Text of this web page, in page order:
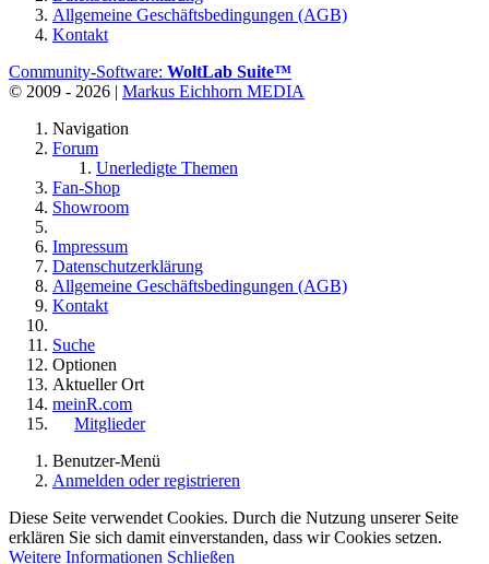
Allgemeine Geschäftsbedingungen (AGB)
Kontakt
Community-Software: WoltLab Suite™
© 2009 - 2026 | Markus Eichhorn MEDIA
Navigation
Forum
Unerledigte Themen
Fan-Shop
Showroom
Impressum
Datenschutzerklärung
Allgemeine Geschäftsbedingungen (AGB)
Kontakt
Suche
Optionen
Aktueller Ort
meinR.com
Mitglieder
Benutzer-Menü
Anmelden oder registrieren
Diese Seite verwendet Cookies. Durch die Nutzung unserer Seite
erklären Sie sich damit einverstanden, dass wir Cookies setzen.
Weitere Informationen Schließen